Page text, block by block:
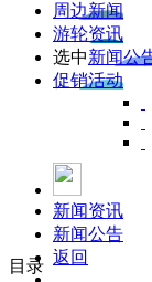
周边新闻
游轮资讯
选中新闻公
促销活动
目录
新闻资讯
新闻公告
返回